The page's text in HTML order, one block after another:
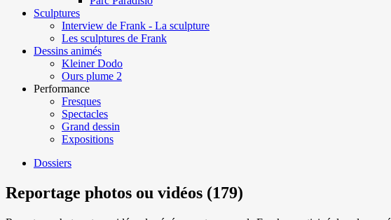
Sculptures
Interview de Frank - La sculpture
Les sculptures de Frank
Dessins animés
Kleiner Dodo
Ours plume 2
Performance
Fresques
Spectacles
Grand dessin
Expositions
Dossiers
Reportage photos ou vidéos (179)